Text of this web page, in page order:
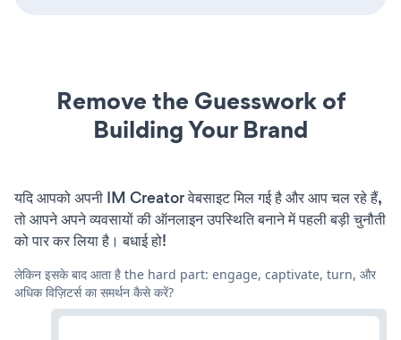
Remove the Guesswork of
Building Your Brand
यदि आपको अपनी IM Creator वेबसाइट मिल गई है और आप चल रहे हैं,
तो आपने अपने व्यवसायों की ऑनलाइन उपस्थिति बनाने में पहली बड़ी चुनौती
को पार कर लिया है। बधाई हो!
लेकिन इसके बाद आता है the hard part: engage, captivate, turn, और
अधिक विज़िटर्स का समर्थन कैसे करें?